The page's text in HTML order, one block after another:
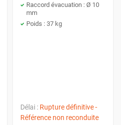
Raccord évacuation : Ø 10
mm
Poids : 37 kg
Délai : Rupture définitive -
Référence non reconduite